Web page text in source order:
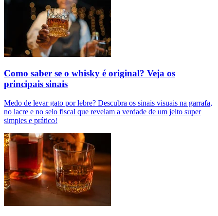
Como saber se o whisky é original? Veja os
principais sinais
Medo de levar gato por lebre? Descubra os sinais visuais na garrafa,
no lacre e no selo fiscal que revelam a verdade de um jeito super
simples e prático!